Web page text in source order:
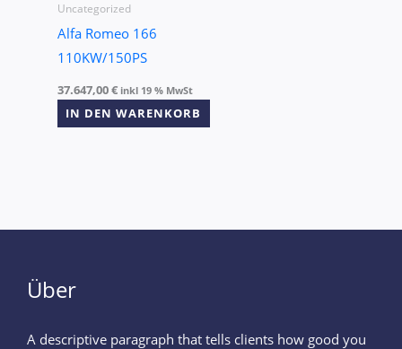
Uncategorized
Alfa Romeo 166
110KW/150PS
37.647,00€ inkl 19 % MwSt
IN DEN WARENKORB
Über
A descriptive paragraph that tells clients how good you